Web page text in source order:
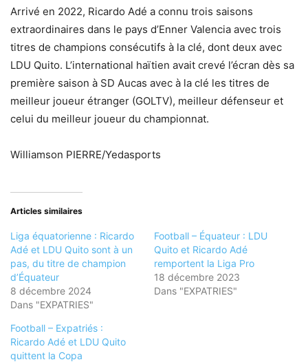
Arrivé en 2022, Ricardo Adé a connu trois saisons
extraordinaires dans le pays d’Enner Valencia avec trois
titres de champions consécutifs à la clé, dont deux avec
LDU Quito. L’international haïtien avait crevé l’écran dès sa
première saison à SD Aucas avec à la clé les titres de
meilleur joueur étranger (GOLTV), meilleur défenseur et
celui du meilleur joueur du championnat.
Williamson PIERRE/Yedasports
Articles similaires
Liga équatorienne : Ricardo
Adé et LDU Quito sont à un
pas, du titre de champion
d’Équateur
8 décembre 2024
Dans "EXPATRIES"
Football – Équateur : LDU
Quito et Ricardo Adé
remportent la Liga Pro
18 décembre 2023
Dans "EXPATRIES"
Football – Expatriés :
Ricardo Adé et LDU Quito
quittent la Copa